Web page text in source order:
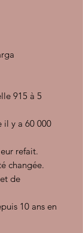
915 à 5
il y a 60 000
refait.
changée.
de
10 ans en